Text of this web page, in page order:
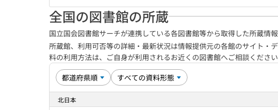
全国の図書館の所蔵
国立国会図書館サーチが連携している各図書館等から取得した所蔵情報
所蔵館、利用可否等の詳細・最新状況は情報提供元の各館のサイト・
料の利用方法は、ご自身が利用されるお近くの図書館へご相談くださ
北日本